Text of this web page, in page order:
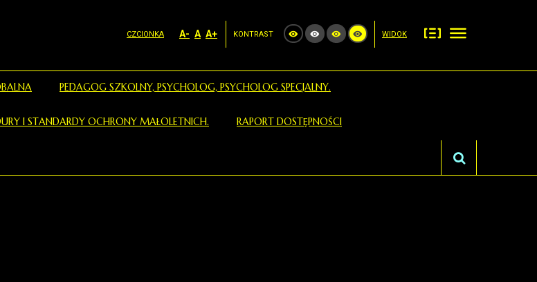
CZCIONKA A- A A+ KONTRAST WIDOK
PEDAGOG SZKOLNY, PSYCHOLOG, PSYCHOLOG SPECJALNY.
I STANDARDY OCHRONY MAŁOLETNICH. RAPORT DOSTĘPNOŚCI